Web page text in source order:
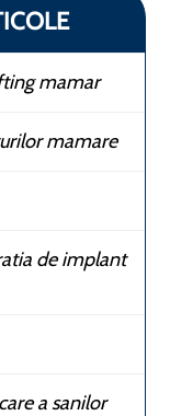
mamar
mamare
de implant
a sanilor